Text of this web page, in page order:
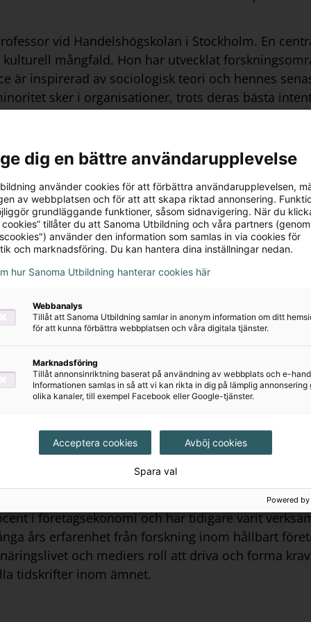
vid Handelshögskolan i Stockholm. En
mångfald. Hon har utvecklat
är inspirerad av sociologisk teori och hennes
sker i organisationer, trots deras bästa
Varför leder mångfaldsprogram ändå till en
Hur skapar företag premisser så att personer
det vill säga, där interkulturella
bakgrund som forskare inom hållbar
doktorerade 2009 på området ansvarsfulla
investerare kan ha på bolags
Stiftelses pris för framstående
med hållbarhetsfrågor på Sjunde AP-fonden.
1, 3, 5 och 6) är Associate
Sustainability Research, CSR, på
på Handelshögskolan och innan dess ledde hon
för bästa CSR-forskning. Hon forskar och
för ett tvärvetenskapligt program om
utmärkelse för ”spetsforskning med potential
ämnet, bland annat böckerna 'Sustainable
i företagsekonomi och har tidigare varit
års erfarenhet från forskning inom hållbart
och mediers roll att driva och forma
tidskrifter inom ämnet.
dig en bättre användarupplevelse
använder cookies för att förbättra användarupplevelsen,
av webbplatsen och för att att skapa riktad annonsering.
grundläggande funktioner, såsom sidnavigering. När du
cookies” tillåter du att Sanoma Utbildning och våra partners
använder den information som samlas in via cookies för
och marknadsföring. Du kan hantera dina inställningar nedan.
hur Sanoma Utbildning hanterar cookies här
Webbanalys
Tillåt att Sanoma Utbildning samlar in anonym information om ditt
för att kunna förbättra webbplatsen och våra digitala tjänster.
Marknadsföring
Tillåt annonsinriktning baserat på användning av webbplats och e-
Informationen samlas in så att vi kan rikta in dig på lämplig annonsering
olika kanaler, till exempel Facebook eller Google-tjänster.
Acceptera cookies Avböj cookies
Spara val
Powered by